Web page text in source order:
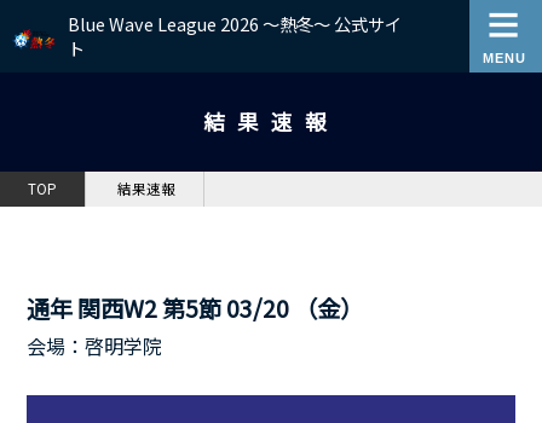
Blue Wave League 2026 ～熱冬～ 公式サイ
ト
結果速報
TOP 結果速報
通年 関西W2 第5節 03/20 （金）
会場：啓明学院